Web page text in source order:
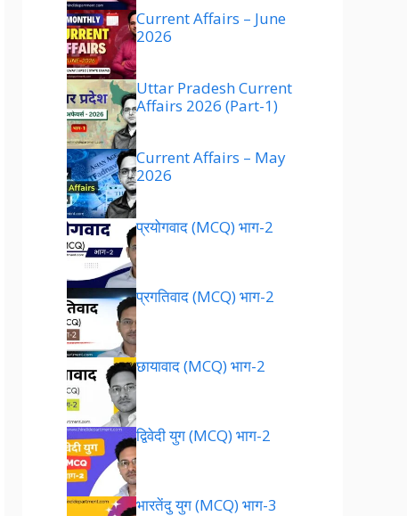
Current Affairs – June
2026
Uttar Pradesh Current
Affairs 2026 (Part-1)
Current Affairs – May
2026
प्रयोगवाद (MCQ) भाग-2
प्रगतिवाद (MCQ) भाग-2
छायावाद (MCQ) भाग-2
द्विवेदी युग (MCQ) भाग-2
भारतेंदु युग (MCQ) भाग-3